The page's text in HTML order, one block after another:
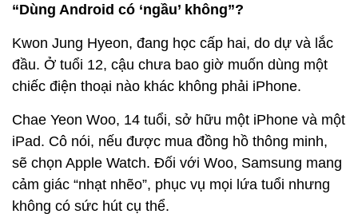
“Dùng Android có ‘ngầu’ không”?
Kwon Jung Hyeon, đang học cấp hai, do dự và lắc
đầu. Ở tuổi 12, cậu chưa bao giờ muốn dùng một
chiếc điện thoại nào khác không phải iPhone.
Chae Yeon Woo, 14 tuổi, sở hữu một iPhone và một
iPad. Cô nói, nếu được mua đồng hồ thông minh,
sẽ chọn Apple Watch. Đối với Woo, Samsung mang
cảm giác “nhạt nhẽo”, phục vụ mọi lứa tuổi nhưng
không có sức hút cụ thể.